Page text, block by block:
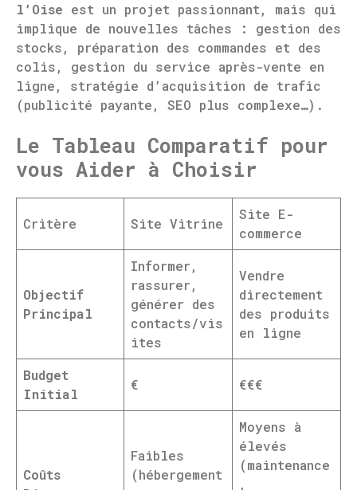
l’Oise est un projet passionnant, mais qui
implique de nouvelles tâches : gestion des
stocks, préparation des commandes et des
colis, gestion du service après-vente en
ligne, stratégie d’acquisition de trafic
(publicité payante, SEO plus complexe…).
Le Tableau Comparatif pour
vous Aider à Choisir
Critère Site Vitrine
Site E-
commerce
Objectif
Principal
Informer,
rassurer,
générer des
contacts/vis
ites
Vendre
directement
des produits
en ligne
Budget
Initial
€ €€€
Coûts
Faibles
(hébergement
Moyens à
élevés
(maintenance
,